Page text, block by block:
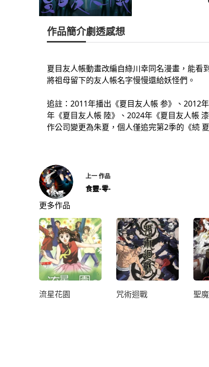
作品簡介劇透感想
夏目友人帳動畫改編自綠川幸同名漫畫，能看
將祖母留下的友人帳名字慢慢還給妖怪們。
追註：2011年播出《夏目友人帳 参》、2012
年《夏目友人帳 陸》、2024年《夏目友人帳
作公司變更為朱夏，個人僅追完第2季的《続
上一作品
食靈-零-
更多作品
流星花園 咒術迴戰 聖